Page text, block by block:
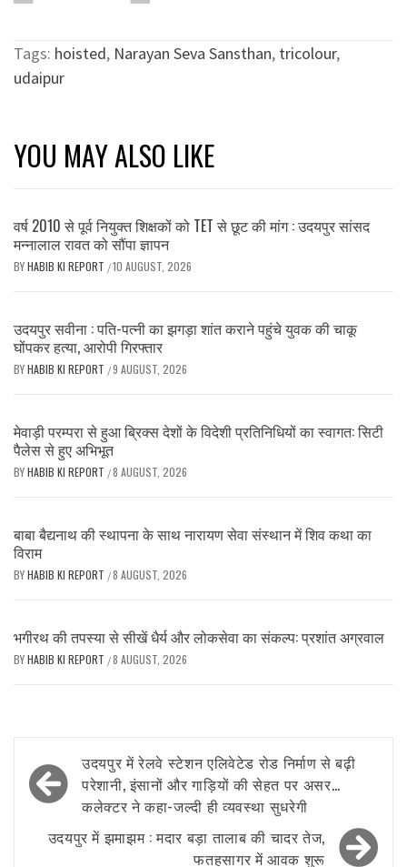
Tags: hoisted, Narayan Seva Sansthan, tricolour,
udaipur
YOU MAY ALSO LIKE
वर्ष 2010 से पूर्व नियुक्त शिक्षकों को TET से छूट की मांग : उदयपुर सांसद
मन्नालाल रावत को सौंपा ज्ञापन
BYHABIB KI REPORT /10 AUGUST, 2026
उदयपुर सवीना : पति-पत्नी का झगड़ा शांत कराने पहुंचे युवक की चाकू
घोंपकर हत्या, आरोपी गिरफ्तार
BYHABIB KI REPORT /9 AUGUST, 2026
मेवाड़ी परम्परा से हुआ ब्रिक्स देशों के विदेशी प्रतिनिधियों का स्वागत: सिटी
पैलेस से हुए अभिभूत
BYHABIB KI REPORT /8 AUGUST, 2026
बाबा बैद्यनाथ की स्थापना के साथ नारायण सेवा संस्थान में शिव कथा का
विराम
BYHABIB KI REPORT /8 AUGUST, 2026
भगीरथ की तपस्या से सीखें धैर्य और लोकसेवा का संकल्प: प्रशांत अग्रवाल
BYHABIB KI REPORT /8 AUGUST, 2026
Post
navigation
उदयपुर में रेलवे स्टेशन एलिवेटेड रोड निर्माण से बढ़ी
परेशानी, इंसानों और गाड़ियों की सेहत पर असर…
कलेक्टर ने कहा-जल्दी ही व्यवस्था सुधरेगी
उदयपुर में झमाझम : मदार बड़ा तालाब की चादर तेज,
फतहसागर में आवक शुरू